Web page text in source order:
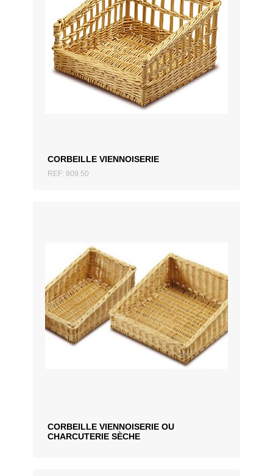
CORBEILLE VIENNOISERIE
REF: 809.50
AJOUTER AU DEVIS
CORBEILLE VIENNOISERIE OU
CHARCUTERIE SÈCHE